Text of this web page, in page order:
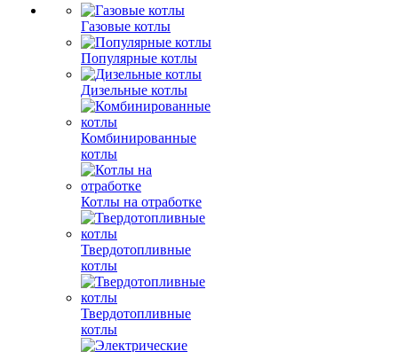
Газовые котлы
Популярные котлы
Дизельные котлы
Комбинированные
котлы
Котлы на отработке
Твердотопливные
котлы
Твердотопливные
котлы